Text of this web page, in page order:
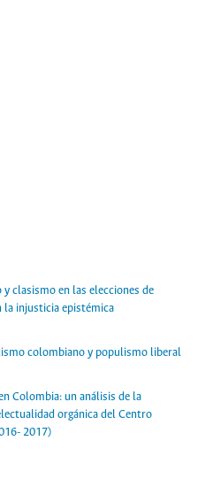
clasismo en las elecciones de
la injusticia epistémica
colombiano y populismo liberal
Colombia: un análisis de la
orgánica del Centro
2017)